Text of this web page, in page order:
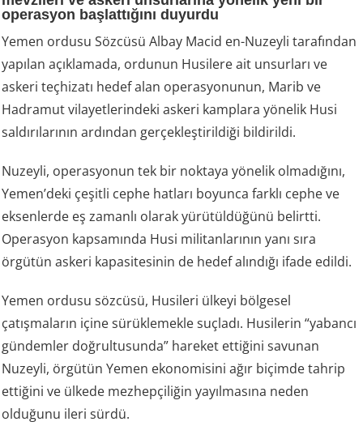
operasyon başlattığını duyurdu
Yemen ordusu Sözcüsü Albay Macid en-Nuzeyli tarafından
yapılan açıklamada, ordunun Husilere ait unsurları ve
askeri teçhizatı hedef alan operasyonunun, Marib ve
Hadramut vilayetlerindeki askeri kamplara yönelik Husi
saldırılarının ardından gerçekleştirildiği bildirildi.
Nuzeyli, operasyonun tek bir noktaya yönelik olmadığını,
Yemen’deki çeşitli cephe hatları boyunca farklı cephe ve
eksenlerde eş zamanlı olarak yürütüldüğünü belirtti.
Operasyon kapsamında Husi militanlarının yanı sıra
örgütün askeri kapasitesinin de hedef alındığı ifade edildi.
Yemen ordusu sözcüsü, Husileri ülkeyi bölgesel
çatışmaların içine sürüklemekle suçladı. Husilerin “yabancı
gündemler doğrultusunda” hareket ettiğini savunan
Nuzeyli, örgütün Yemen ekonomisini ağır biçimde tahrip
ettiğini ve ülkede mezhepçiliğin yayılmasına neden
olduğunu ileri sürdü.